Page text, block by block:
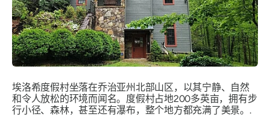
埃洛希度假村坐落在乔治亚州北部山区，以其宁静、自然
和令人放松的环境而闻名。度假村占地200多英亩，拥有步
行小径、森林，甚至还有瀑布，整个地方都充满了美景。.